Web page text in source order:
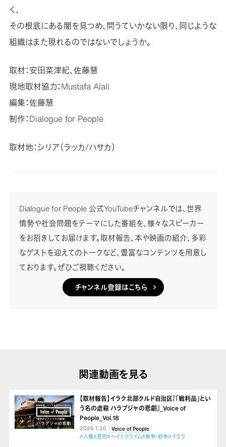
く、
その根底にある闇を見つめ、問うていかない限り、同じような
組織はまた現れるのではないでしょうか。
取材：安田菜津紀、佐藤慧
現地取材協力：Mustafa Alali
編集：佐藤慧
制作：Dialogue for People
取材地：シリア（ラッカ/ハサカ）
Dialogue for People 公式YouTubeチャンネルでは、世界
情勢や社会問題をテーマにした番組を、様々なスピーカー
をお招きしてお届けます。取材報告、本や映画の紹介、多彩
なゲストを迎えてのトークなど、豊富なコンテンツを用意し
ております。ぜひご視聴ください。
チャンネル登録はこちら
関連動画を見る
【取材報告】イラク北部クルド自治区『「戦利品」とい
う名の虐殺 ハラブジャの悲劇』_Voice of
People_Vol.18
2026.1.30
Voice of People
#人権#差別#ヘイトクライム#戦争・紛争#イラク